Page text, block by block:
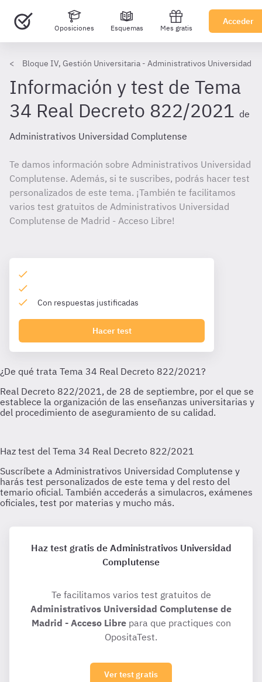
Oposiciones Esquemas Mes gratis
Acceder
Bloque IV, Gestión Universitaria - Administrativos Universidad
Información y test de Tema
34 Real Decreto 822/2021 de
Administrativos Universidad Complutense
Te damos información sobre Administrativos Universidad
Complutense. Además, si te suscribes, podrás hacer test
personalizados de este tema. ¡También te facilitamos
varios test gratuitos de Administrativos Universidad
Complutense de Madrid - Acceso Libre!
Con respuestas justificadas
Hacer test
Haz test gratis de Administrativos Universidad
Complutense
Te facilitamos varios test gratuitos de
Administrativos Universidad Complutense de
Madrid - Acceso Librepara que practiques con
OpositaTest.
Ver test gratis